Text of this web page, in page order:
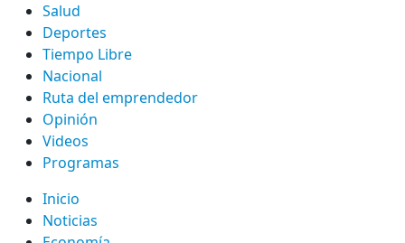
Salud
Deportes
Tiempo Libre
Nacional
Ruta del emprendedor
Opinión
Videos
Programas
Inicio
Noticias